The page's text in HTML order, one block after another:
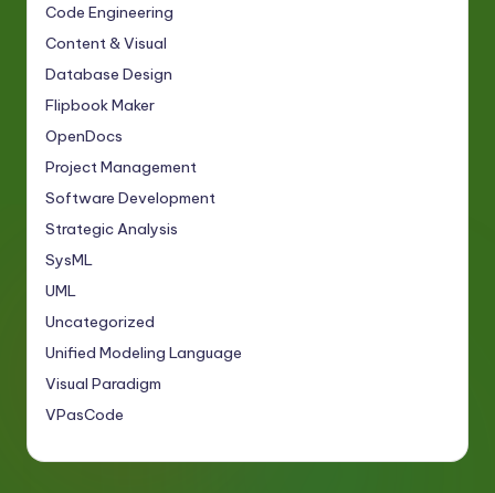
Code Engineering
Content & Visual
Database Design
Flipbook Maker
OpenDocs
Project Management
Software Development
Strategic Analysis
SysML
UML
Uncategorized
Unified Modeling Language
Visual Paradigm
VPasCode